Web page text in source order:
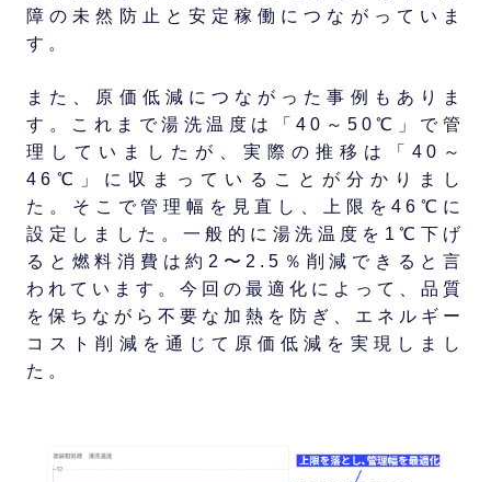
障の未然防止と安定稼働につながっていま
す。
また、原価低減につながった事例もありま
す。これまで湯洗温度は「40～50℃」で管
理していましたが、実際の推移は「40～
46℃」に収まっていることが分かりまし
た。そこで管理幅を見直し、上限を46℃に
設定しました。一般的に湯洗温度を1℃下げ
ると燃料消費は約2〜2.5％削減できると言
われています。今回の最適化によって、品質
を保ちながら不要な加熱を防ぎ、エネルギー
コスト削減を通じて原価低減を実現しまし
た。